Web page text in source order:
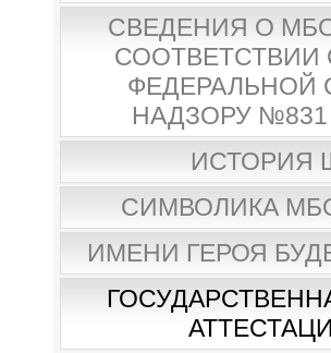
СВЕДЕНИЯ О
СООТВЕТСТВИИ
ФЕДЕРАЛЬНОЙ
НАДЗОРУ №831
ИСТОРИЯ
СИМВОЛИКА
ИМЕНИ ГЕРОЯ